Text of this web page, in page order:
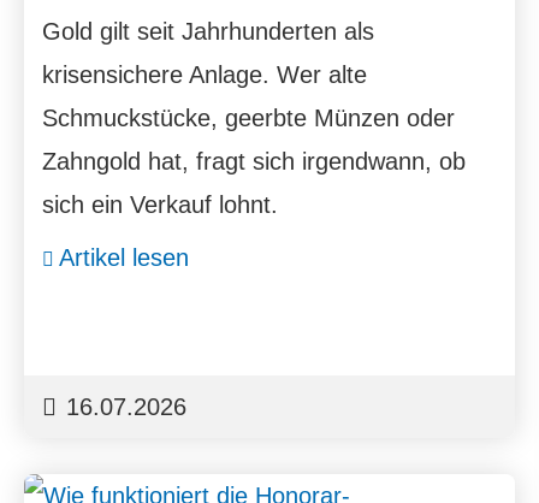
Gold gilt seit Jahrhunderten als
krisensichere Anlage. Wer alte
Schmuckstücke, geerbte Münzen oder
Zahngold hat, fragt sich irgendwann, ob
sich ein Verkauf lohnt.
Artikel lesen
16.07.2026